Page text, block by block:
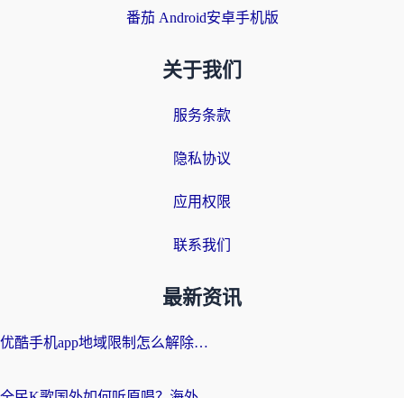
番茄 Android安卓手机版
关于我们
服务条款
隐私协议
应用权限
联系我们
最新资讯
优酷手机app地域限制怎么解除？海外党亲测有效的追剧方案